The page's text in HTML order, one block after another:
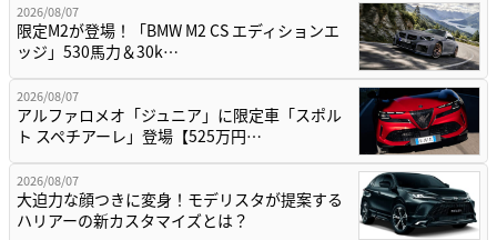
2026/08/07
限定M2が登場！「BMW M2 CS エディションエ
ッジ」530馬力＆30k…
2026/08/07
アルファロメオ「ジュニア」に限定車「スポル
ト スペチアーレ」登場【525万円…
2026/08/07
大迫力な顔つきに変身！モデリスタが提案する
ハリアーの新カスタマイズとは？